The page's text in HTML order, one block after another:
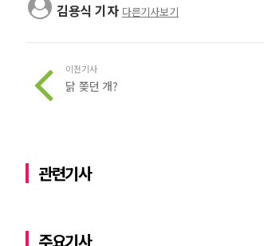
김용식 기자 다른기사보기
이전기사
닭 쫒던 개?
관련기사
주요기사